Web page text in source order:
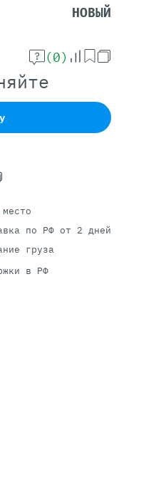
НОВЫЙ
(0)
по РФ от 2 дней
груза
в РФ